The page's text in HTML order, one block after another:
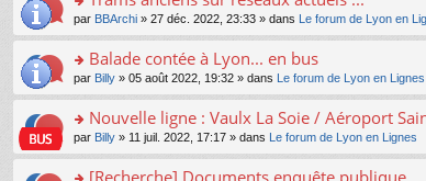
ré
c
e
nt
le
pl
u
s
ré
c
e
nt
n
le
pl
u
s
ré
c
e
nt
a
g
e
n
n
le
pl
u
s
e
s
a
g
e
n
n
ult
er
le
m
e
s
a
g
e
n
o
n
s
ult
er
le
m
e
s
par BBArchi » 27 déc. 2022, 23:33 » dans Le forum de Lyon en
o
n
s
ult
er
le
m
Balade contée à Lyon... en bus
par Billy » 05 août 2022, 19:32 » dans Le forum de Lyon en Lignes
o
n
s
Nouvelle ligne : Vaulx La Soie / Aéroport
par Billy » 11 juil. 2022, 17:17 » dans Le forum de Lyon en Lignes